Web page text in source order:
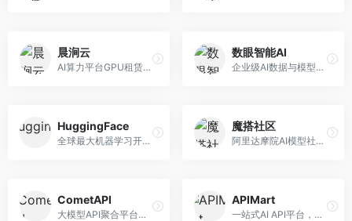
晨涧云
AI算力平台GPU租赁服务，专注于弹性算力。面向开发者和研究者，提供GPU租赁、弹性调度、成本优化等服务，算力灵活。
数眼智能AI
企业级AI数据与模型服务平台，专注于数据驱动AI。面向企业用户，提供数据管理、模型训练、部署服务等，数据治理能力强。
HuggingFace
全球最大机器学习开源社区，整合模型库与开发工具。面向AI研究者和开发者，提供开源模型、数据集、开发工具等资源，开源生态最完善。
魔搭社区
阿里达摩院AI模型社区，专注于中文AI生态。面向中文开发者，提供开源模型、数据集、开发工具等资源，中文模型丰富。
CometAPI
大模型API聚合平台，整合多种AI模型服务。面向开发者，提供统一接口、模型切换、监控分析等服务，API管理便捷。
APIMart
一站式AI API平台，整合多种AI服务。面向开发者，提供模型API、图像处理、语音识别等服务，API种类丰富。